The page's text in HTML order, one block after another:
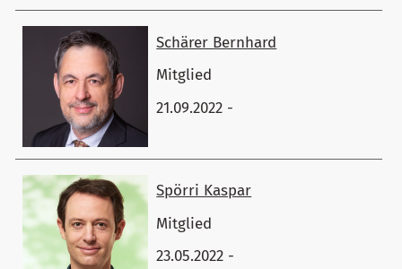
Schärer ​Bernhard
Mitglied
21.09.2022 -
Spörri ​Kaspar
Mitglied
23.05.2022 -